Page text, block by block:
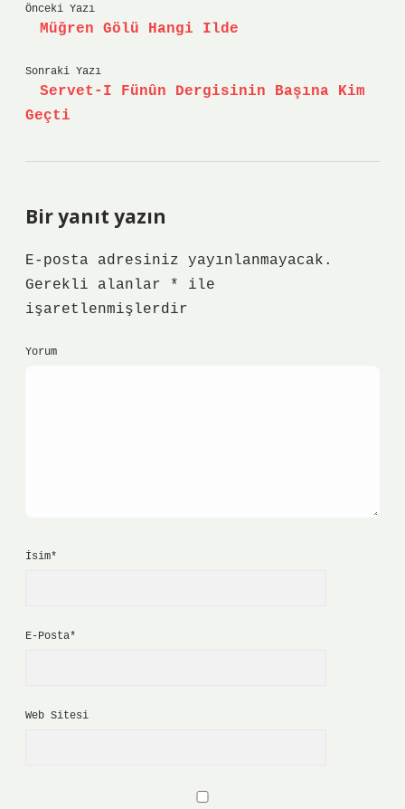
Önceki Yazı
Müğren Gölü Hangi Ilde
Sonraki Yazı
Servet-I Fünûn Dergisinin Başına Kim
Geçti
Bir yanıt yazın
E-posta adresiniz yayınlanmayacak.
Gerekli alanlar
*
ile
işaretlenmişlerdir
Yorum
İsim*
E-Posta*
Web Sitesi